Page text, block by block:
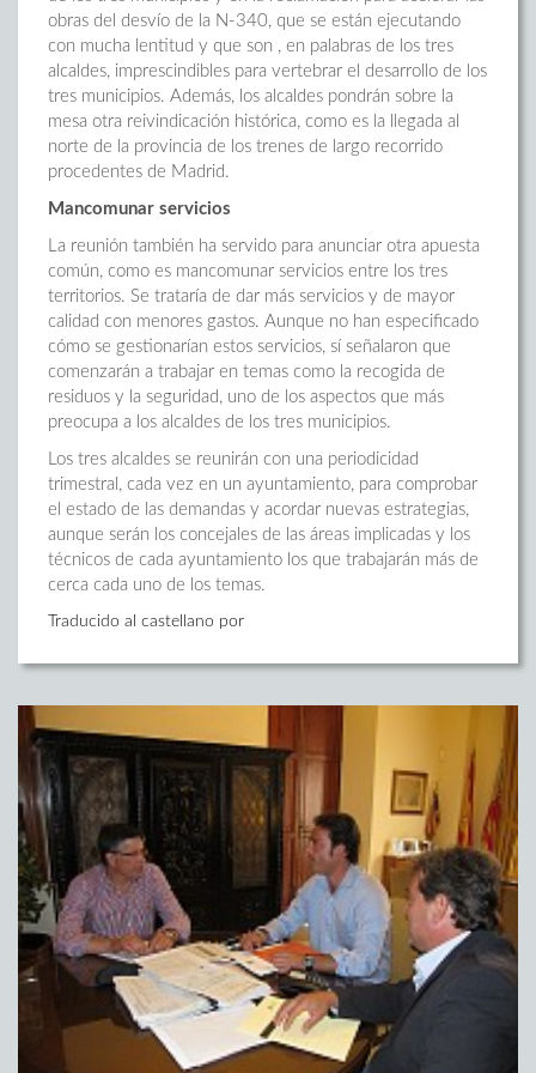
obras del desvío de la N-340, que se están ejecutando
con mucha lentitud y que son , en palabras de los tres
alcaldes, imprescindibles para vertebrar el desarrollo de los
tres municipios. Además, los alcaldes pondrán sobre la
mesa otra reivindicación histórica, como es la llegada al
norte de la provincia de los trenes de largo recorrido
procedentes de Madrid.
Mancomunar servicios
La reunión también ha servido para anunciar otra apuesta
común, como es mancomunar servicios entre los tres
territorios. Se trataría de dar más servicios y de mayor
calidad con menores gastos. Aunque no han especificado
cómo se gestionarían estos servicios, sí señalaron que
comenzarán a trabajar en temas como la recogida de
residuos y la seguridad, uno de los aspectos que más
preocupa a los alcaldes de los tres municipios.
Los tres alcaldes se reunirán con una periodicidad
trimestral, cada vez en un ayuntamiento, para comprobar
el estado de las demandas y acordar nuevas estrategias,
aunque serán los concejales de las áreas implicadas y los
técnicos de cada ayuntamiento los que trabajarán más de
cerca cada uno de los temas.
Traducido al castellano por